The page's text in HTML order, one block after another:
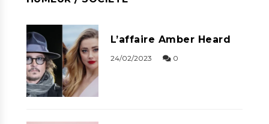
L’affaire Amber Heard
24/02/2023 0